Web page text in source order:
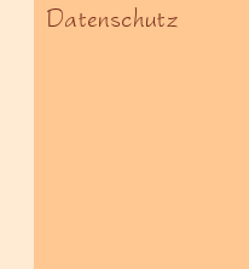
Datenschutz